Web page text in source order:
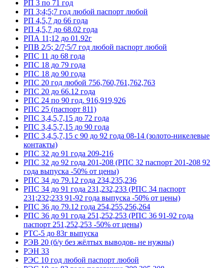
РП 3 по 71 год
РП 3;4;5;7 год любой паспорт любой
РП 4,5,7 до 66 года
РП 4,5,7 до 68.02 года
РПА 11;12 до 01.92г
РПВ 2/5; 2/7;5/7 год любой паспорт любой
РПС 11 до 68 года
РПС 18 до 79 года
РПС 18 до 90 года
РПС 20 год любой 756,760,761,762,763
РПС 20 до 66.12 года
РПС 24 по 90 год. 916,919,926
РПС 25 (паспорт 811)
РПС 3,4,5,7,15 до 72 года
РПС 3,4,5,7,15 до 90 года
РПС 3,4,5,7,15 с 90 до 92 года 08-14 (золото-никелевые
контакты)
РПС 32 до 91 года 209-216
РПС 32 до 92 года 201-208 (РПС 32 паспорт 201-208 92
года выпуска -50% от цены)
РПС 34 до 79.12 года 234,235,236
РПС 34 до 91 года 231,232,233 (РПС 34 паспорт
231;232;233 91-92 года выпуска -50% от цены)
РПС 36 до 79.12 года 254,255,256,264
РПС 36 до 91 года 251,252,253 (РПС 36 91-92 года
паспорт 251,252,253 -50% от цены)
РТС-5 до 83г выпуска
РЭВ 20 (б/у без жёлтых выводов- не нужны)
РЭН 33
РЭС 10 год любой паспорт любой